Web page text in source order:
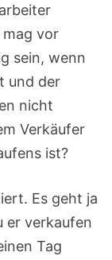
mag vor
sein, wenn
und der
nicht
Verkäufer
ist?
Es geht ja
er verkaufen
Tag